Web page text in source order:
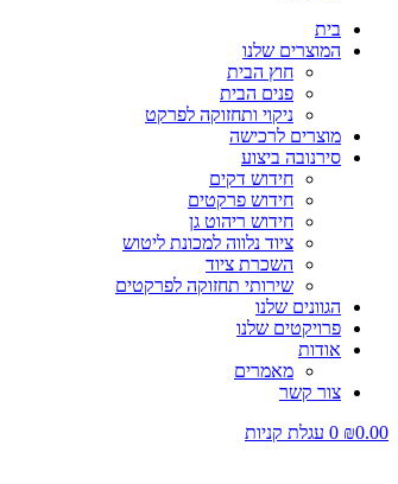
בית
המוצרים שלנו
חוץ הבית
פנים הבית
ניקוי ותחזוקה לפרקט
מוצרים לרכישה
סירנובה ביצוע
חידוש דקים
חידוש פרקטים
חידוש ריהוט גן
ציוד נלווה למכונת ליטוש
השכרת ציוד
שירותי תחזוקה לפרקטים
הגוונים שלנו
פרויקטים שלנו
אודות
מאמרים
צור קשר
₪0.00
0 עגלת קניות